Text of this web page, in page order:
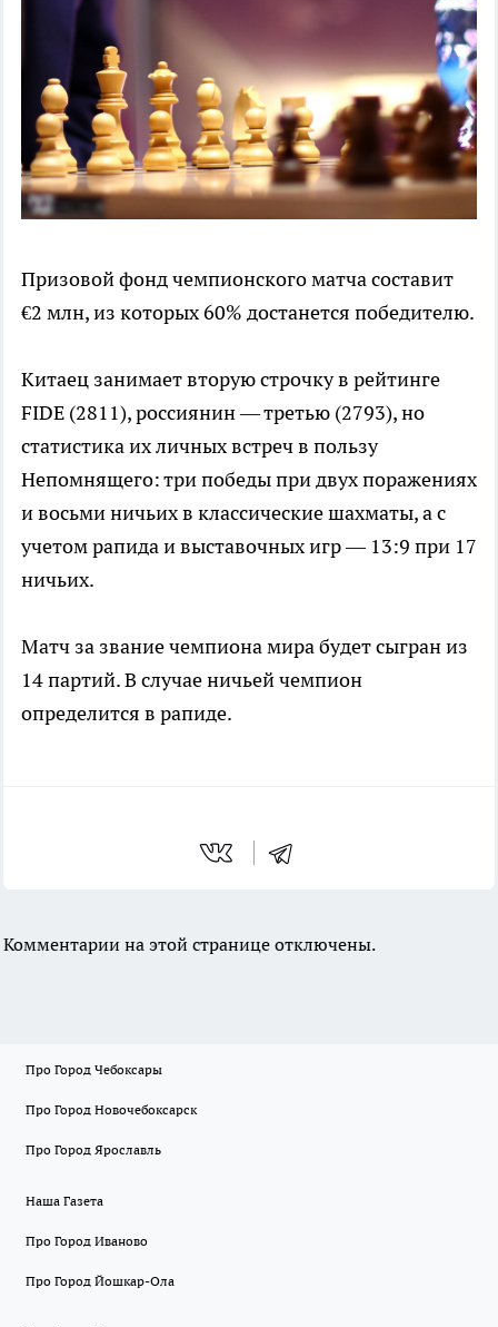
Призовой фонд чемпионского матча составит
€2 млн, из которых 60% достанется победителю.
Китаец занимает вторую строчку в рейтинге
FIDE (2811), россиянин — третью (2793), но
статистика их личных встреч в пользу
Непомнящего: три победы при двух поражениях
и восьми ничьих в классические шахматы, а с
учетом рапида и выставочных игр — 13:9 при 17
ничьих.
Матч за звание чемпиона мира будет сыгран из
14 партий. В случае ничьей чемпион
определится в рапиде.
Комментарии на этой странице отключены.
Про Город Чебоксары
Про Город Новочебоксарск
Про Город Ярославль
Наша Газета
Про Город Иваново
Про Город Йошкар-Ола